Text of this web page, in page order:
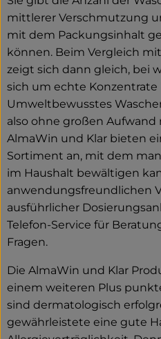
mittlerer Verschmutzung
mit dem Packungsinhalt
können. Beim Vergleich
zeigt sich dann gleich, bei
sich um echte Konzentrate
Umweltbewusstes
also ohne großen Aufwand
AlmaWin und Klar bieten
Sortiment an, mit dem
im Haushalt bewältigen
anwendungsfreundlichen
ausführlicher
Telefon-Service für
Fragen.
Die AlmaWin und Klar
einem weiteren Plus
sind dermatologisch
gewährleistete eine gute